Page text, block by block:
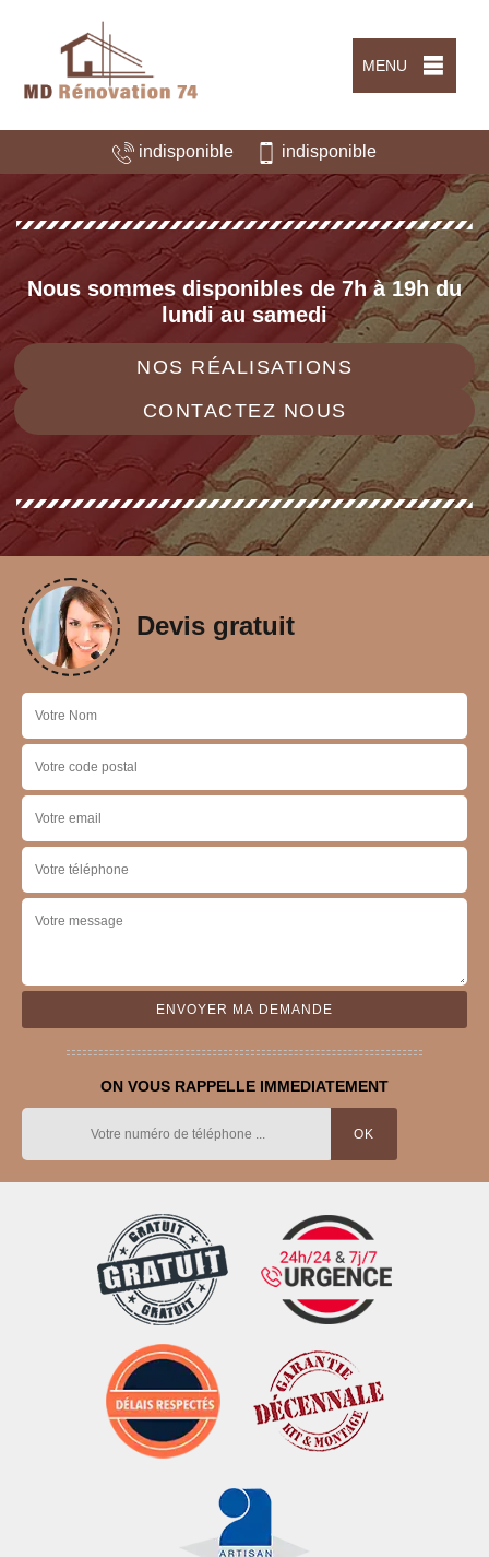
MENU
indisponible indisponible
Nous sommes disponibles de 7h à 19h du
lundi au samedi
NOS RÉALISATIONS
CONTACTEZ NOUS
Devis gratuit
ON VOUS RAPPELLE IMMEDIATEMENT